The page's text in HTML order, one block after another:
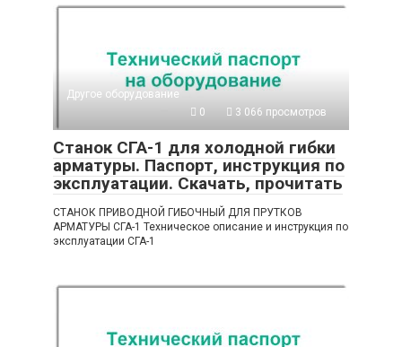
Другое оборудование
0
3 066 просмотров
Станок СГА-1 для холодной гибки
арматуры. Паспорт, инструкция по
эксплуатации. Скачать, прочитать
СТАНОК ПРИВОДНОЙ ГИБОЧНЫЙ ДЛЯ ПРУТКОВ
АРМАТУРЫ СГА-1 Техническое описание и инструкция по
эксплуатации СГА-1